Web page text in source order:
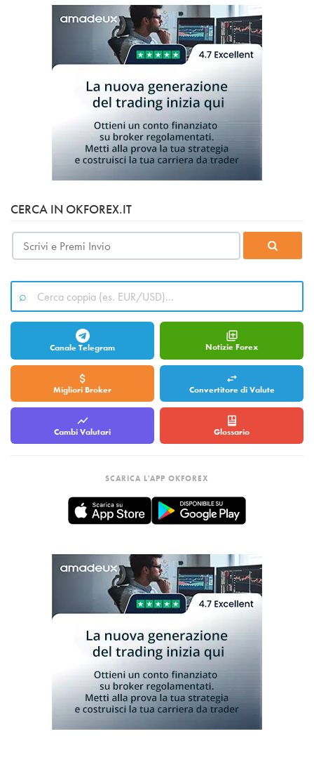
CERCA IN OKFOREX.IT
Canale Telegram Notizie Forex
Migliori Broker Convertitore di Valute
Cambi Valutari Glossario
SCARICA L'APP OKFOREX